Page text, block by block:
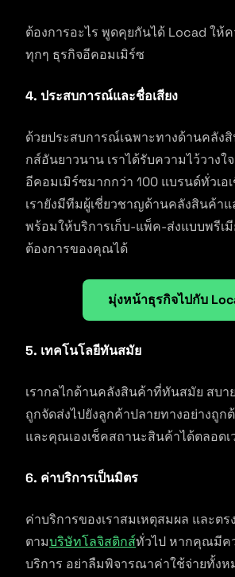
ต้องการอะไร พูดคุยกันได้ Locad ให้
ทุกๆ ธุรกิจอีคอมเมิร์ซ
4. ประสบการณ์และชื่อเสียง
ด้วยประสบการณ์เฉพาะทางด้านคลัง
กส์อันยาวนาน เราได้รับความไว้วางใ
อีคอมเมิร์ซมากกว่า 100 แบรนด์ทั่วเอ
เรายังมีทีมผู้เชี่ยวชาญด้านคลังสินค้า
พร้อมให้บริการเก็บ-แพ็ค-ส่งแบบพรีเ
ต้องการของคุณได้
มุ่งหน้าธุรกิจไปกับ
5. เทคโนโลยีทันสมัย
เรากลไกด้านคลังสินค้าที่ทันสมัย สบา
ถูกจัดส่งไปยังลูกค้าปลายทางอย่างถูก
และคุณเองเช็คสถานะสินค้าได้ตลอดเ
6. ค่าบริการเป็นมิตร
ค่าบริการของเราสมเหตุสมผล และต
ตามบริษัทโลจิสติกส์ทั่วไป หากคุณมีค
บริการ อย่าลืมพิจารณาค่าใช้จ่ายทั้งห